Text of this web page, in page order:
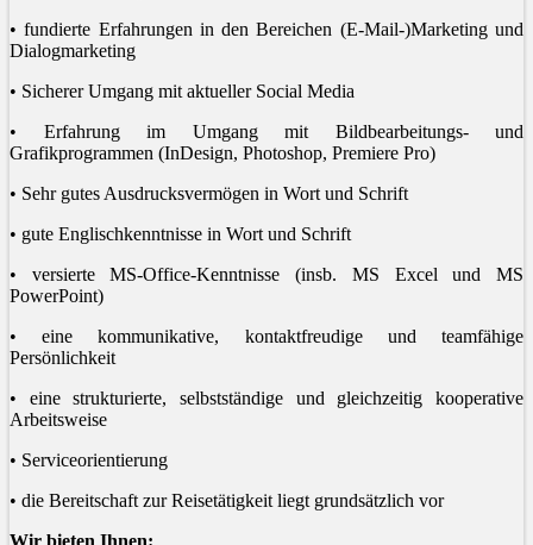
• fundierte Erfahrungen in den Bereichen (E-Mail-)Marketing und
Dialogmarketing
• Sicherer Umgang mit aktueller Social Media
• Erfahrung im Umgang mit Bildbearbeitungs- und
Grafikprogrammen (InDesign, Photoshop, Premiere Pro)
• Sehr gutes Ausdrucksvermögen in Wort und Schrift
• gute Englischkenntnisse in Wort und Schrift
• versierte MS-Office-Kenntnisse (insb. MS Excel und MS
PowerPoint)
• eine kommunikative, kontaktfreudige und teamfähige
Persönlichkeit
• eine strukturierte, selbstständige und gleichzeitig kooperative
Arbeitsweise
• Serviceorientierung
• die Bereitschaft zur Reisetätigkeit liegt grundsätzlich vor
Wir bieten Ihnen: